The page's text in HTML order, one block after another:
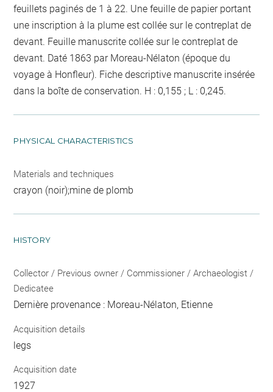
feuillets paginés de 1 à 22. Une feuille de papier portant
une inscription à la plume est collée sur le contreplat de
devant. Feuille manuscrite collée sur le contreplat de
devant. Daté 1863 par Moreau-Nélaton (époque du
voyage à Honfleur). Fiche descriptive manuscrite insérée
dans la boîte de conservation. H : 0,155 ; L : 0,245.
PHYSICAL CHARACTERISTICS
Materials and techniques
crayon (noir);mine de plomb
HISTORY
Collector / Previous owner / Commissioner / Archaeologist /
Dedicatee
Dernière provenance : Moreau-Nélaton, Etienne
Acquisition details
legs
Acquisition date
1927